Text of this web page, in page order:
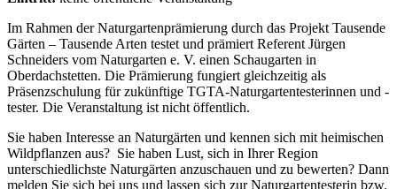
Im Rahmen der Naturgartenprämierung durch das Projekt Tausende
Gärten – Tausende Arten testet und prämiert Referent Jürgen
Schneiders vom Naturgarten e. V. einen Schaugarten in
Oberdachstetten. Die Prämierung fungiert gleichzeitig als
Präsenzschulung für zukünftige TGTA-Naturgartentesterinnen und -
tester. Die Veranstaltung ist nicht öffentlich.
Sie haben Interesse an Naturgärten und kennen sich mit heimischen
Wildpflanzen aus? Sie haben Lust, sich in Ihrer Region
unterschiedlichste Naturgärten anzuschauen und zu bewerten? Dann
melden Sie sich bei uns und lassen sich zur Naturgartentesterin bzw.